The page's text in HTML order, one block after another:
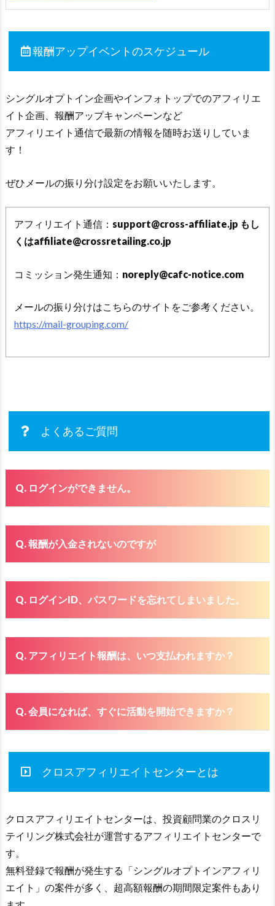
お知らせ
2023.05.18
2023年4月開催案件のお振込手続き完了のお知らせ
2023年2月開催案件のお振込手続き完了のお知らせ
お知らせ
2023.02.24
2022年12月開催案件のお振込手続き完了のお知らせ
お知らせ
報酬アップイベントのスケジュール
シングルオプトイン企画やインフォトップでのアフィリエ
イト企画、報酬アップキャンペーンなど
アフィリエイト通信で最新の情報を随時お送りしていま
す！
ぜひメールの振り分け設定をお願いいたします。
アフィリエイト通信： support@cross-affiliate.jp もし
くはaffiliate@crossretailing.co.jp
コミッション発生通知： noreply@cafc-notice.com
メールの振り分けはこちらのサイトをご参考ください。
https://mail-grouping.com/
よくあるご質問
ログインができません。
報酬が入金されないのですが
ログインID、パスワードを忘れてしまいました。
アフィリエイト報酬は、いつ支払われますか？
会員になれば、すぐに活動を開始できますか？
クロスアフィリエイトセンターとは
クロスアフィリエイトセンターは、投資顧問業のクロスリ
テイリング株式会社が運営するアフィリエイトセンターで
す。
無料登録で報酬が発生する「シングルオプトインアフィリ
エイト」の案件が多く、超高額報酬の期間限定案件もあり